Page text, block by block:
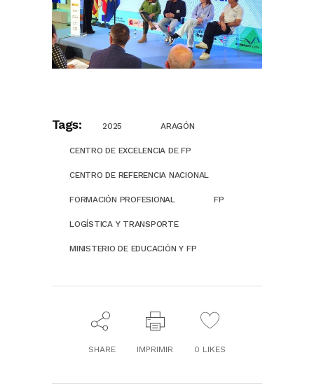
Tags: 2025 ARAGÓN
CENTRO DE EXCELENCIA DE FP
CENTRO DE REFERENCIA NACIONAL
FORMACIÓN PROFESIONAL FP
LOGÍSTICA Y TRANSPORTE
MINISTERIO DE EDUCACIÓN Y FP
SHARE IMPRIMIR 0 LIKES